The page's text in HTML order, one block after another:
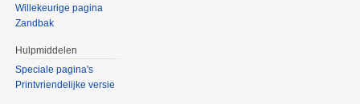
Willekeurige pagina
Zandbak
Hulpmiddelen
Speciale pagina's
Printvriendelijke versie